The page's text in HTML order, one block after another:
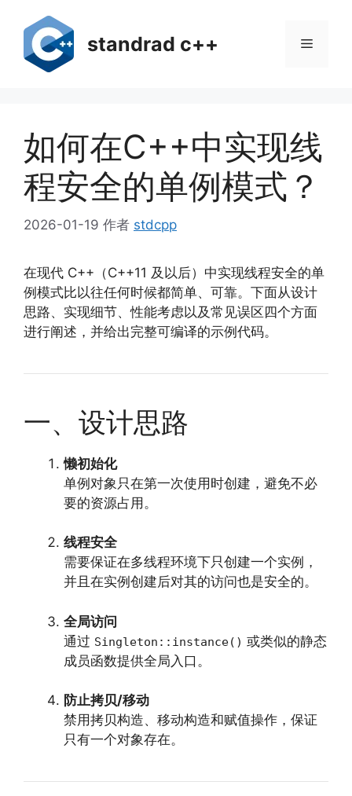
standrad c++ 菜
如何在C++中实现线
程安全的单例模式？
2026-01-19 作者 stdcpp
在现代 C++（C++11 及以后）中实现线程安全的单
例模式比以往任何时候都简单、可靠。下面从设计
思路、实现细节、性能考虑以及常见误区四个方面
进行阐述，并给出完整可编译的示例代码。
一、设计思路
懒初始化
单例对象只在第一次使用时创建，避免不必
要的资源占用。
线程安全
需要保证在多线程环境下只创建一个实例，
并且在实例创建后对其的访问也是安全的。
全局访问
通过 Singleton::instance() 或类似的静态
成员函数提供全局入口。
防止拷贝/移动
禁用拷贝构造、移动构造和赋值操作，保证
只有一个对象存在。